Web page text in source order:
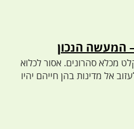
המעשה הנכון
מכלא סהרונים. אסור לכלוא
אל מדינות בהן חייהם יהיו